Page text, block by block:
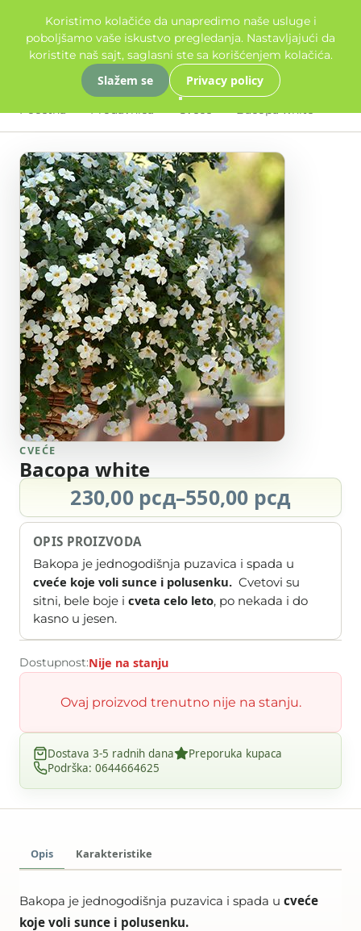
CVEĆE
Bacopa white
230,00 рсд–550,00 рсд
Raspon
cena:
230,00 рсд
do
550,00 рсд
OPIS PROIZVODA
Bakopa je jednogodišnja puzavica i spada u
cveće koje voli sunce i polusenku. Cvetovi su
sitni, bele boje i cveta celo leto, po nekada i do
kasno u jesen.
Dostupnost:Nije na stanju
Ovaj proizvod trenutno nije na stanju.
Dostava 3-5 radnih dana
Preporuka kupaca
Podrška: 0644664625
Opis Karakteristike
Bakopa je jednogodišnja puzavica i spada u cveće
koje voli sunce i polusenku.
Koristimo kolačiće da unapredimo naše usluge i
poboljšamo vaše iskustvo pregledanja. Nastavljajući da
koristite naš sajt, saglasni ste sa korišćenjem kolačića.
Slažem se Privacy policy